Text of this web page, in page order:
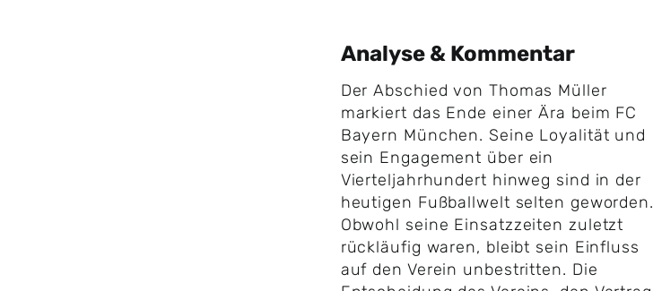
Analyse & Kommentar
Der Abschied von Thomas Müller
markiert das Ende einer Ära beim FC
Bayern München. Seine Loyalität und
sein Engagement über ein
Vierteljahrhundert hinweg sind in der
heutigen Fußballwelt selten geworden.
Obwohl seine Einsatzzeiten zuletzt
rückläufig waren, bleibt sein Einfluss
auf den Verein unbestritten. Die